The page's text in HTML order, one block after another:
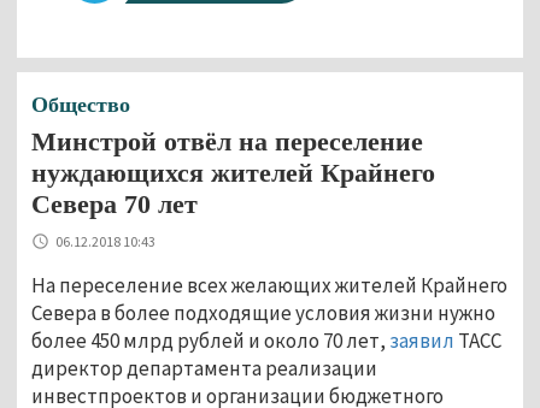
Общество
Минстрой отвёл на переселение
нуждающихся жителей Крайнего
Севера 70 лет
06.12.2018 10:43
На переселение всех желающих жителей Крайнего
Севера в более подходящие условия жизни нужно
более 450 млрд рублей и около 70 лет, заявил ТАСС
директор департамента реализации
инвестпроектов и организации бюджетного